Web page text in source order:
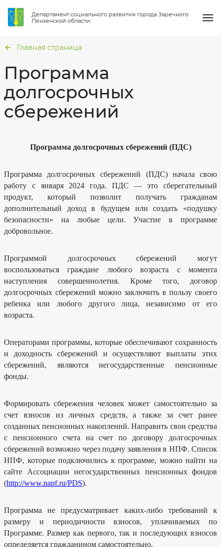
Департамент социального развития города Заречного
Пензенской области.
О нас
Общая
информация
Сведения
Вакансии
Статистика
Фотогалерея
независимой
качества
на
Услуги
Направления работы
Гражданская
от
чрезвычайных
ситуаций
Национальные
проекты
Реализация
Указов
Президента
Противодействие
коррупции
Работа
с
обращениями
граждан
Информационно-
НКО
Оказание
государственной
социальной
помощи
на
резерв
на
муниципальной
службе
Опека
и
попечительство
несовершеннолетними
Финансовый
долгосрочных
Признание
утратившим
силу
Вопрос-ответ
Главная страница
Программа
долгосрочных
сбережений
Программа долгосрочных сбережений (ПДС)
Программа долгосрочных сбережений (ПДС) начала свою
работу с января 2024 года. ПДС — это сберегательный
продукт, который позволит получать гражданам
дополнительный доход в будущем или создать «подушку
безопасности» на любые цели. Участие в программе
добровольное.
Программой долгосрочных сбережений могут
воспользоваться граждане любого возраста с момента
наступления совершеннолетия. Кроме того, договор
долгосрочных сбережений можно заключить в пользу своего
ребенка или любого другого лица, независимо от его
возраста.
Операторами программы, которые обеспечивают сохранность
и доходность сбережений и осуществляют выплаты этих
сбережений, являются негосударственные пенсионные
фонды.
Формировать сбережения человек может самостоятельно за
счет взносов из личных средств, а также за счет ранее
созданных пенсионных накоплений. Направить свои средства
с пенсионного счета на счет по договору долгосрочных
сбережений возможно через подачу заявления в НПФ. Список
НПФ, которые подключились к программе, можно найти на
сайте Ассоциации негосударственных пенсионных фондов
(http://www.napf.ru/PDS).
Программа не предусматривает каких-либо требований к
размеру и периодичности взносов, уплачиваемых по
Программе. Размер как первого, так и последующих взносов
определяется гражданином самостоятельно.